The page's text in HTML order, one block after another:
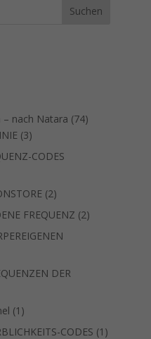
Suchen
– nach Natara 7474
33
Produkte
CODES
22
Produkte
FREQUENZ 22
DER
1 1
Produkt CODES 1 1